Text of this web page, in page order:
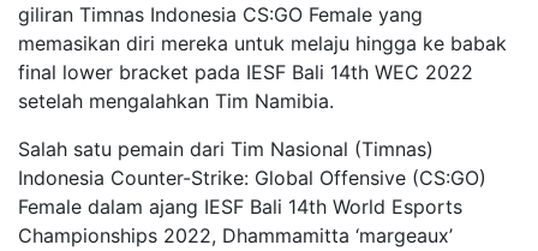
giliran Timnas Indonesia CS:GO Female yang
memasikan diri mereka untuk melaju hingga ke babak
final lower bracket pada IESF Bali 14th WEC 2022
setelah mengalahkan Tim Namibia.
Salah satu pemain dari Tim Nasional (Timnas)
Indonesia Counter-Strike: Global Offensive (CS:GO)
Female dalam ajang IESF Bali 14th World Esports
Championships 2022, Dhammamitta ‘margeaux’